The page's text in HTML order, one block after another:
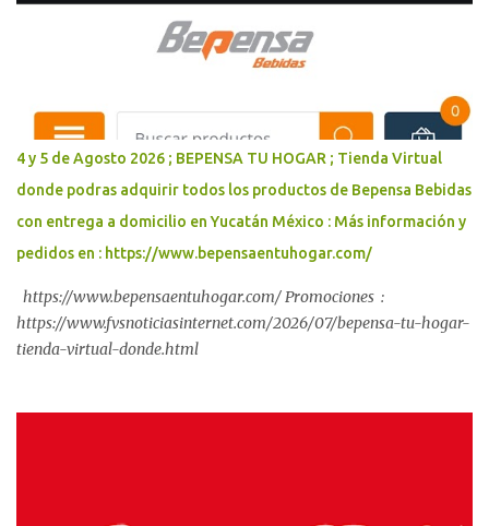
Comunitarios México Imparable en Mérida y Kanasín._ Son
resultado de la coordinación entre ambos órdenes de gobierno
educación a las juventudes, como parte de la estrategia impulsada
por la Presidenta Claudia Sheinbaum Pardo. La coordinación entre
el Gobierno del Renacimiento Maya y el Gobierno de México
continúa traduciéndose en acciones concretas para atender las
causas de las violencias, prevenir las adicciones y fortalecer el
biene...
4 y 5 de Agosto 2026 ; BEPENSA TU HOGAR ; Tienda Virtual
donde podras adquirir todos los productos de Bepensa Bebidas
con entrega a domicilio en Yucatán México : Más información y
pedidos en : https://www.bepensaentuhogar.com/
https://www.bepensaentuhogar.com/ Promociones :
https://www.fvsnoticiasinternet.com/2026/07/bepensa-tu-hogar-
tienda-virtual-donde.html